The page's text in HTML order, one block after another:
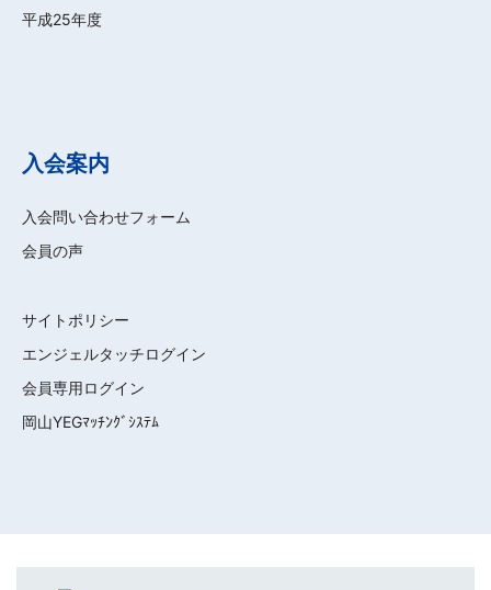
平成25年度
入会案内
入会問い合わせフォーム
会員の声
サイトポリシー
エンジェルタッチログイン
会員専用ログイン
岡山YEGﾏｯﾁﾝｸﾞｼｽﾃﾑ